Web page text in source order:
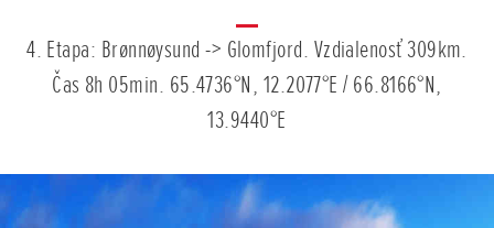
4. Etapa: Brønnøysund -> Glomfjord. Vzdialenosť 309km.
Čas 8h 05min. 65.4736°N, 12.2077°E / 66.8166°N,
13.9440°E